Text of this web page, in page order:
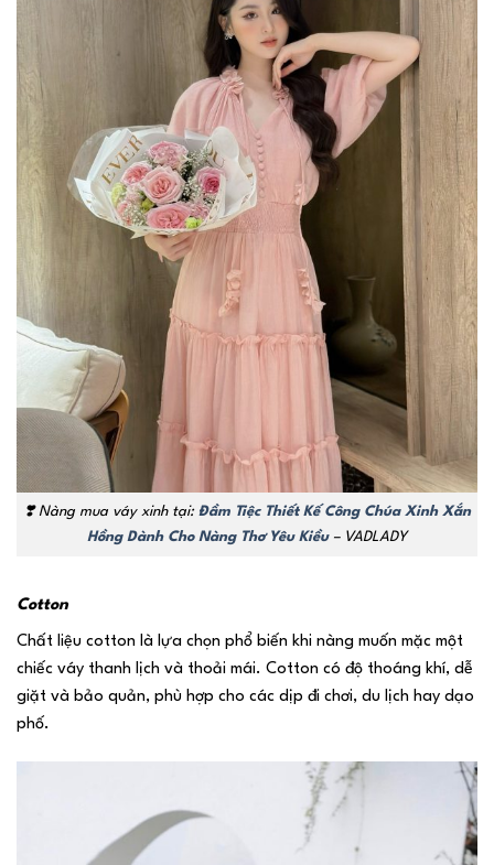
❣️Nàng mua váy xinh tại: Đầm Tiệc Thiết Kế Công Chúa Xinh Xắn
Hồng Dành Cho Nàng Thơ Yêu Kiều– VADLADY
Cotton
Chất liệu cotton là lựa chọn phổ biến khi nàng muốn mặc một
chiếc váy thanh lịch và thoải mái. Cotton có độ thoáng khí, dễ
giặt và bảo quản, phù hợp cho các dịp đi chơi, du lịch hay dạo
phố.